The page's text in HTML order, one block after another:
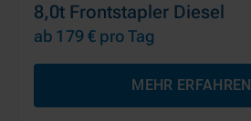
8,0t Frontstapler Diesel
ab 179 € pro Tag
MEHR ERFAHREN